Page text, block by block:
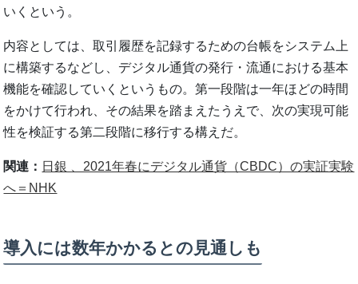
いくという。
内容としては、取引履歴を記録するための台帳をシステム上
に構築するなどし、デジタル通貨の発行・流通における基本
機能を確認していくというもの。第一段階は一年ほどの時間
をかけて行われ、その結果を踏まえたうえで、次の実現可能
性を検証する第二段階に移行する構えだ。
関連： 日銀 、2021年春にデジタル通貨（CBDC）の実証実験
へ＝NHK
導入には数年かかるとの見通しも